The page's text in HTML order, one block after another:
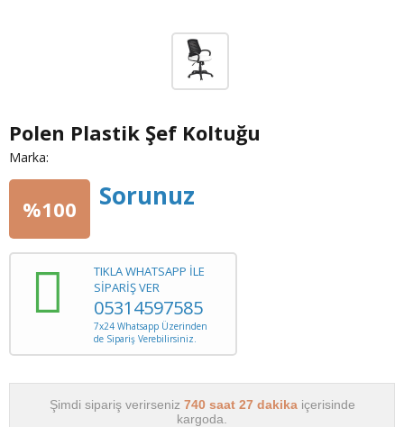
Polen Plastik Şef Koltuğu
Marka:
%100 Sorunuz
TIKLA WHATSAPP İLE
SİPARİŞ VER
05314597585
7x24 Whatsapp Üzerinden
de Sipariş Verebilirsiniz.
Şimdi sipariş verirseniz 740 saat 27 dakika içerisinde
kargoda.